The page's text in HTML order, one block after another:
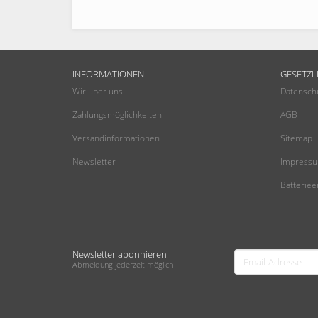
INFORMATIONEN
Wir über uns
Zahlungsmöglichkeiten
Versandinformationen
Newsletter
AGB
Sitemap
Newsletter abonnieren
Abmeldung jederzeit möglich
Email-
Adresse